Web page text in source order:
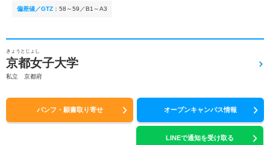
偏差値／GTZ ： 58～59／B1～A3
きょうとじょし
京都女子大学
私立 京都府
パンフ・願書取り寄せ オープンキャンパス情報
LINEで通知を受け取る